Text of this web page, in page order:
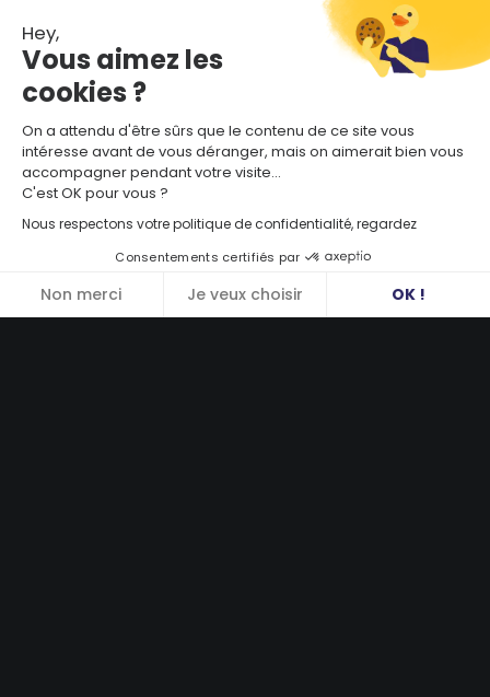
Hey,
Vous aimez les
cookies ?
On a attendu d'être sûrs que le contenu de ce site vous
intéresse avant de vous déranger, mais on aimerait bien vous
accompagner pendant votre visite...
C'est OK pour vous ?
Nous respectons votre politique de confidentialité, regardez
Consentements certifiés par
Non merci Je veux choisir OK !
Rien trouvé.